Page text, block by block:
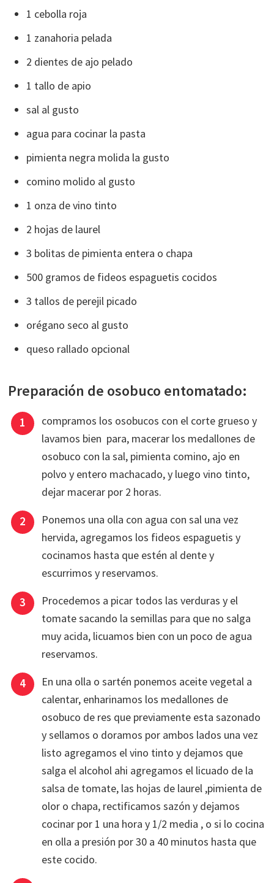
1 cebolla roja
1 zanahoria pelada
2 dientes de ajo pelado
1 tallo de apio
sal al gusto
agua para cocinar la pasta
pimienta negra molida la gusto
comino molido al gusto
1 onza de vino tinto
2 hojas de laurel
3 bolitas de pimienta entera o chapa
500 gramos de fideos espaguetis cocidos
3 tallos de perejil picado
orégano seco al gusto
queso rallado opcional
Preparación de osobuco entomatado:
compramos los osobucos con el corte grueso y
lavamos bien para, macerar los medallones de
osobuco con la sal, pimienta comino, ajo en
polvo y entero machacado, y luego vino tinto,
dejar macerar por 2 horas.
Ponemos una olla con agua con sal una vez
hervida, agregamos los fideos espaguetis y
cocinamos hasta que estén al dente y
escurrimos y reservamos.
Procedemos a picar todos las verduras y el
tomate sacando la semillas para que no salga
muy acida, licuamos bien con un poco de agua
reservamos.
En una olla o sartén ponemos aceite vegetal a
calentar, enharinamos los medallones de
osobuco de res que previamente esta sazonado
y sellamos o doramos por ambos lados una vez
listo agregamos el vino tinto y dejamos que
salga el alcohol ahi agregamos el licuado de la
salsa de tomate, las hojas de laurel ,pimienta de
olor o chapa, rectificamos sazón y dejamos
cocinar por 1 una hora y 1/2 media , o si lo cocina
en olla a presión por 30 a 40 minutos hasta que
este cocido.